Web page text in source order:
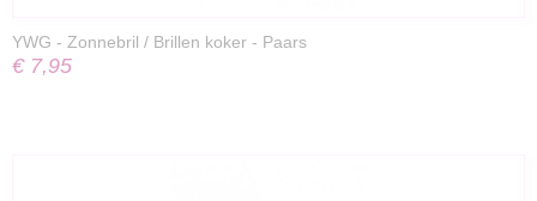
YWG - Zonnebril / Brillen koker - Paars
€ 7,95